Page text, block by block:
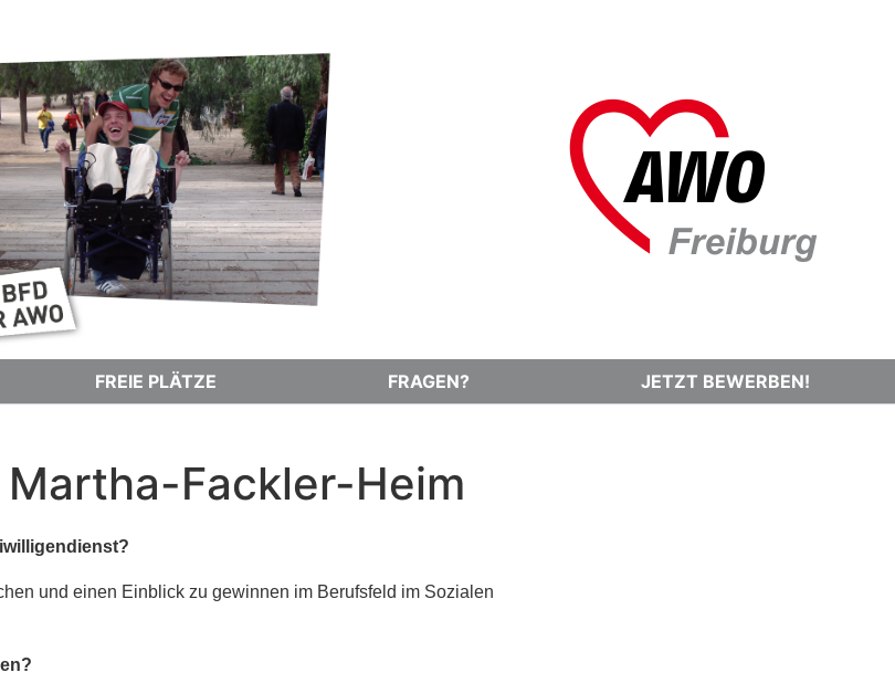
FREIE PLÄTZE FRAGEN? JETZT BEWERBEN!
Martha-Fackler-Heim
und einen Einblick zu gewinnen im Berufsfeld im Sozialen